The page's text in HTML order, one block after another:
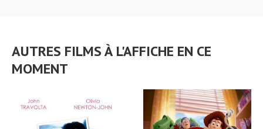
AUTRES FILMS À L'AFFICHE EN CE
MOMENT